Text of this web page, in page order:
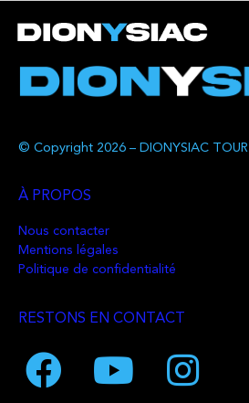
© Copyright 2026 – DIONYSIAC TOUR
À PROPOS
Nous contacter
Mentions légales
Politique de confidentialité
RESTONS EN CONTACT